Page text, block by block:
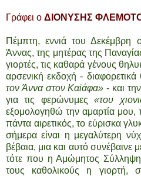
Γράφει ο ΔΙΟΝΥΣΗΣ
Πέμπτη, εννιά του Δεκέμβρη
Άννας, της μητέρας της
γιορτές, τις καθαρά γένους
αρσενική εκδοχή -
τον Άννα στον Καϊάφα» - και
για τις φερώνυμες«του
εξομολογηθώ την αμαρτία μου,
πάντα αιρετικός, το εύρισκα
σήμερα είναι η μεγαλύτερη
βέβαια, μια και αυτό συνέβαινε
τότε που η Αμώμητος
τους καθολικούς η γιορτή,